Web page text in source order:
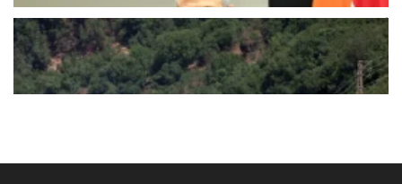
أميركا لإسرائيل: حزب الله لم يرتكب
خرقاً… لا تردوا
اخبار محلية أغسطس 7, 2026